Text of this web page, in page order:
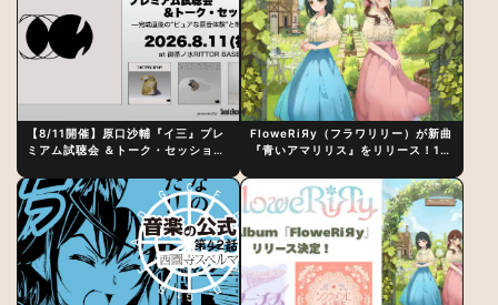
【8/11開催】原口沙輔『イ三』プレ
ミアム試聴会 ＆トーク・セッション
制作秘話
FloweRiЯy（フラワリリー）が新曲
『青いアマリリス』をリリース！1st